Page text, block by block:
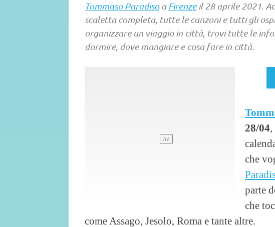
Tommaso ParadisoaFirenzeil 28 aprile 2021.
scaletta completa, tutte le canzoni e tutti gli
organizzare un viaggio in città, trovi tutte le
dormire, dove mangiare e cosa fare in città.
28/04
che
parte
che
come Assago, Jesolo, Roma e tante altre.